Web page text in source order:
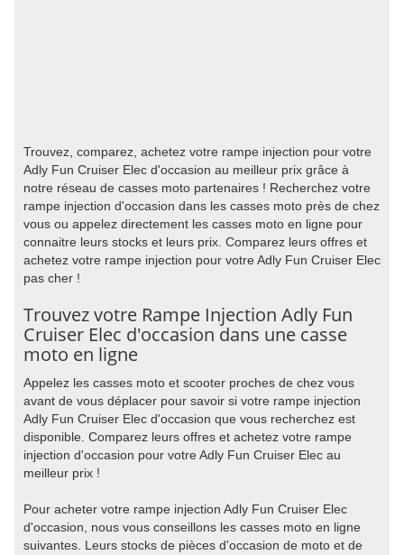
Trouvez, comparez, achetez votre rampe injection pour votre
Adly Fun Cruiser Elec d'occasion au meilleur prix grâce à
notre réseau de casses moto partenaires ! Recherchez votre
rampe injection d'occasion dans les casses moto près de chez
vous ou appelez directement les casses moto en ligne pour
connaitre leurs stocks et leurs prix. Comparez leurs offres et
achetez votre rampe injection pour votre Adly Fun Cruiser Elec
pas cher !
Trouvez votre Rampe Injection Adly Fun
Cruiser Elec d'occasion dans une casse
moto en ligne
Appelez les casses moto et scooter proches de chez vous
avant de vous déplacer pour savoir si votre rampe injection
Adly Fun Cruiser Elec d'occasion que vous recherchez est
disponible. Comparez leurs offres et achetez votre rampe
injection d'occasion pour votre Adly Fun Cruiser Elec au
meilleur prix !
Pour acheter votre rampe injection Adly Fun Cruiser Elec
d'occasion, nous vous conseillons les casses moto en ligne
suivantes. Leurs stocks de pièces d'occasion de moto et de